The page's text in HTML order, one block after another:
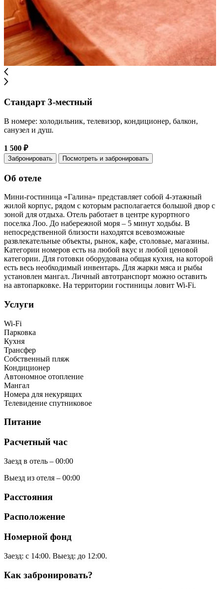
Стандарт 3-местный
В номере: холодильник, телевизор, кондиционер, балкон,
санузел и душ.
1 500 ₽
Забронировать Посмотреть и забронировать
Об отеле
Мини-гостиница «Галина» представляет собой 4-этажный
жилой корпус, рядом с которым располагается большой двор с
зоной для отдыха. Отель работает в центре курортного
поселка Лоо. До набережной моря – 5 минут ходьбы. В
непосредственной близости находятся всевозможные
развлекательные объекты, рынок, кафе, столовые, магазины.
Категории номеров есть на любой вкус и любой ценовой
категории. Для готовки оборудована общая кухня, на которой
есть весь необходимый инвентарь. Для жарки мяса и рыбы
установлен мангал. Личный автотранспорт можно оставить
на автопарковке. На территории гостиницы ловит Wi-Fi.
Услуги
Wi-Fi
Парковка
Кухня
Трансфер
Собственный пляж
Кондиционер
Автономное отопление
Мангал
Номера для некурящих
Телевидение спутниковое
Питание
Расчетный час
Заезд в отель – 00:00
Выезд из отеля – 00:00
Расстояния
Расположение
Номерной фонд
Заезд: с 14:00. Выезд: до 12:00.
Как забронировать?